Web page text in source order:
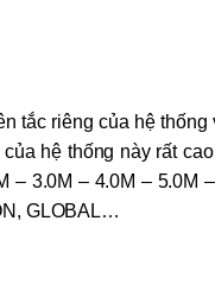
tắc riêng của hệ
hệ thống này rất
3.0M – 4.0M –
GLOBAL…